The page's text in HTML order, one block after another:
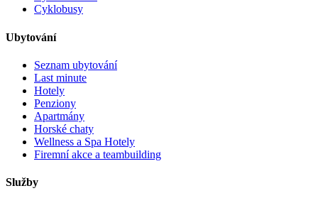
Cyklobusy
Ubytování
Seznam ubytování
Last minute
Hotely
Penziony
Apartmány
Horské chaty
Wellness a Spa Hotely
Firemní akce a teambuilding
Služby